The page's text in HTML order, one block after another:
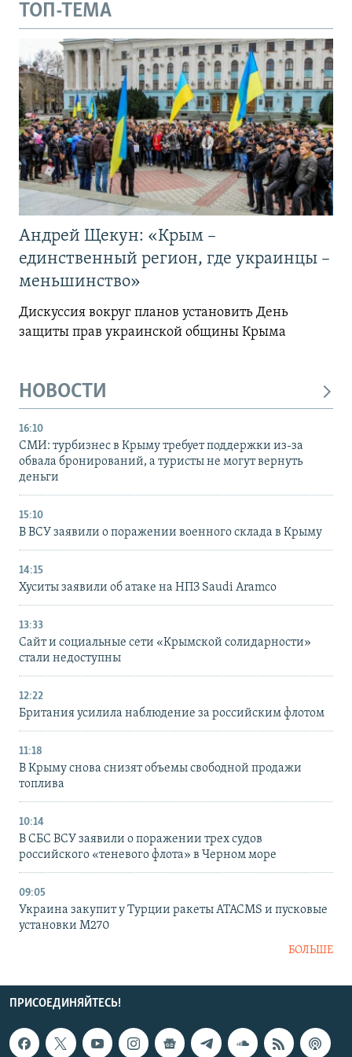
ТОП-ТЕМА
Андрей Щекун: «Крым –
единственный регион, где украинцы –
меньшинство»
Дискуссия вокруг планов установить День
защиты прав украинской общины Крыма
НОВОСТИ
16:10
СМИ: турбизнес в Крыму требует поддержки из-за
обвала бронирований, а туристы не могут вернуть
деньги
15:10
В ВСУ заявили о поражении военного склада в Крыму
14:15
Хуситы заявили об атаке на НПЗ Saudi Aramco
13:33
Сайт и социальные сети «Крымской солидарности»
стали недоступны
12:22
Британия усилила наблюдение за российским флотом
11:18
В Крыму снова снизят объемы свободной продажи
топлива
10:14
В СБС ВСУ заявили о поражении трех судов
российского «теневого флота» в Черном море
09:05
Украина закупит у Турции ракеты ATACMS и пусковые
установки M270
БОЛЬШЕ
ПРИСОЕДИНЯЙТЕСЬ!